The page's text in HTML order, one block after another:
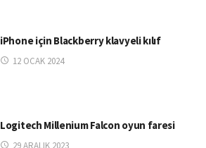
iPhone için Blackberry klavyeli kılıf
12 OCAK 2024
Logitech Millenium Falcon oyun faresi
29 ARALIK 2023